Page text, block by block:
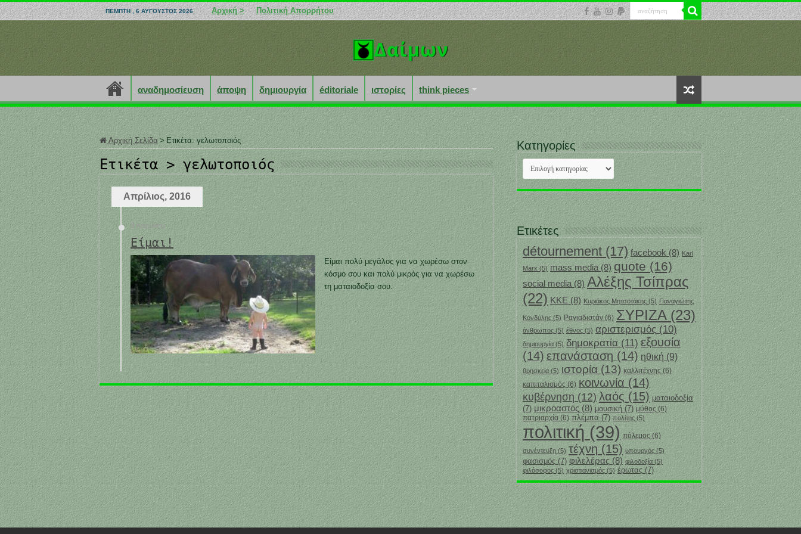
ΠΈΜΠΤΗ , 6 ΑΎΓΟΥΣΤΟΣ 2026 Αρχική > Πολιτική Απορρήτου
αναδημοσίευση άποψη δημιουργία éditoriale ιστορίες think pieces
Αρχική Σελίδα > Ετικέτα: γελωτοποιός
Ετικέτα >γελωτοποιός
Απρίλιος, 2016
9 Απριλίου
Είμαι!
Είμαι πολύ μεγάλος για να χωρέσω στον
κόσμο σου και πολύ μικρός για να χωρέσω
τη ματαιοδοξία σου.
Κατηγορίες
Κατηγορίες
Ετικέτες
détournement(17) facebook(8) Karl
Marx(5) mass media(8) quote (16)
social media (8) Αλέξης Τσίπρας
(22) ΚΚΕ (8) Κυριάκος Μητσοτάκης (5) Παναγιώτης
Κονδύλης (5) Ραγιαδιστάν (6) ΣΥΡΙΖΑ(23)
άνθρωπος(5) έθνος (5) αριστερισμός(10)
δημιουργία(5) δημοκρατία(11) εξουσία
(14)επανάσταση(14) ηθική(9)
θρησκεία(5) ιστορία(13) καλλιτέχνης(6)
καπιταλισμός(6) κοινωνία (14)
κυβέρνηση(12) λαός(15) ματαιοδοξία
(7) μικροαστός(8) μουσική (7) μύθος(6)
πατριαρχία (6) πλέμπα (7) πολίτης(5)
πολιτική(39) πόλεμος (6)
συνέντευξη (5) τέχνη(15) υπουργός(5)
φασισμός(7) φιλελέρας (8) φιλοδοξία (5)
φιλόσοφος (5) χριστιανισμός (5) ‎έρωτας(7)